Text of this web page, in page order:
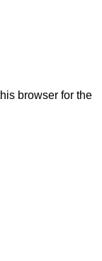
browser for the